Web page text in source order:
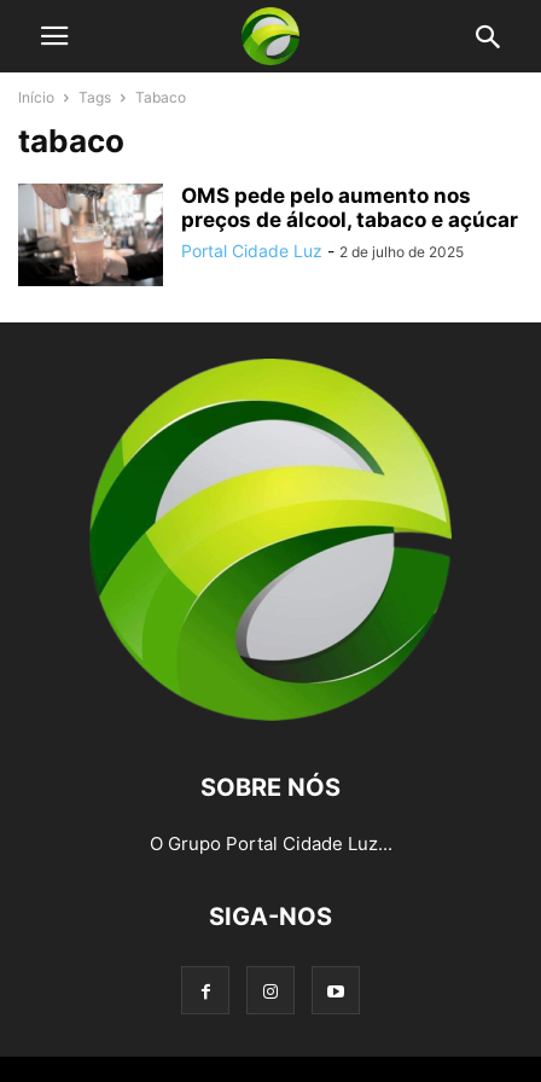
Início Tags Tabaco
tabaco
OMS pede pelo aumento nos
preços de álcool, tabaco e açúcar
Portal Cidade Luz - 2 de julho de 2025
SOBRE NÓS
O Grupo Portal Cidade Luz...
SIGA-NOS